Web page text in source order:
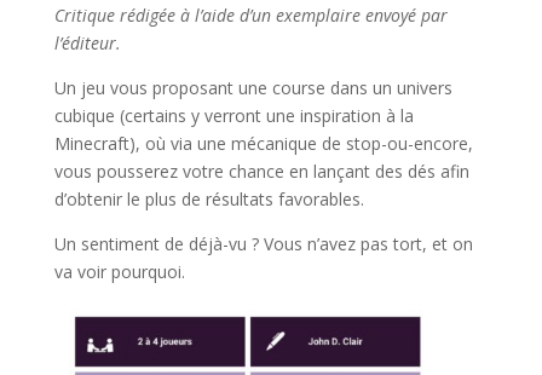
Critique rédigée à l’aide d’un exemplaire envoyé par
l’éditeur.
Un jeu vous proposant une course dans un univers
cubique (certains y verront une inspiration à la
Minecraft), où via une mécanique de stop-ou-encore,
vous pousserez votre chance en lançant des dés afin
d’obtenir le plus de résultats favorables.
Un sentiment de déjà-vu ? Vous n’avez pas tort, et on
va voir pourquoi.